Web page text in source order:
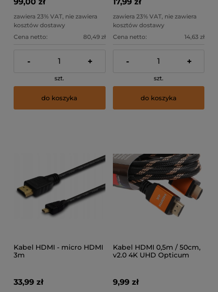
99,00 zł
zawiera 23% VAT, nie zawiera
kosztów dostawy
Cena netto:
80,49 zł
- +
szt.
do koszyka
17,99 zł
zawiera 23% VAT, nie zawiera
kosztów dostawy
Cena netto:
14,63 zł
- +
szt.
do koszyka
Kabel HDMI - micro HDMI
3m
33,99 zł
Kabel HDMI 0,5m / 50cm,
v2.0 4K UHD Opticum
9,99 zł